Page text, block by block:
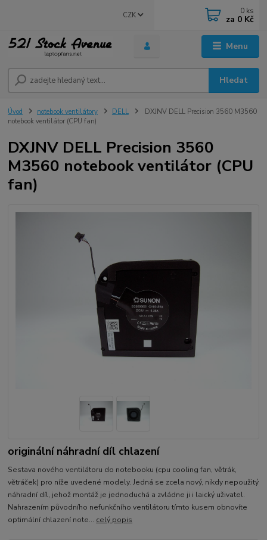
Menu
CZK
Hledat
0 ks
za 0 Kč
Úvod notebook ventilátory DELL
DXJNV DELL Precision 3560 M3560
notebook ventilátor (CPU fan)
DXJNV DELL Precision 3560
M3560 notebook ventilátor (CPU
fan)
originální náhradní díl chlazení
Sestava nového ventilátoru do notebooku (cpu cooling fan, větrák,
větráček) pro níže uvedené modely. Jedná se zcela nový, nikdy nepoužitý
náhradní díl, jehož montáž je jednoduchá a zvládne ji i laický uživatel.
Nahrazením původního nefunkčního ventilátoru tímto kusem obnovíte
optimální chlazení note... celý popis